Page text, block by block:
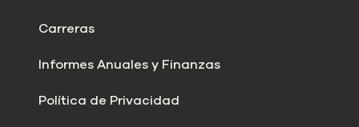
Carreras
Informes Anuales y Finanzas
Política de Privacidad